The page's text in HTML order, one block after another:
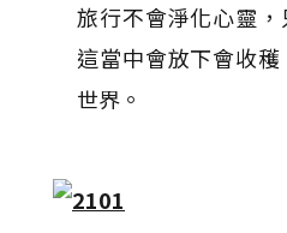
旅行不會淨化心靈
這當中會放下會收
世界。